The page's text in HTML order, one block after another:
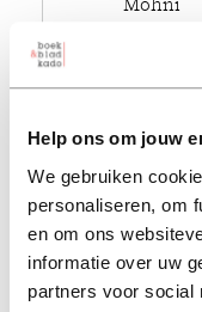
Help ons om jouw
We gebruiken
personaliseren, om
en om ons
informatie over uw
partners voor social